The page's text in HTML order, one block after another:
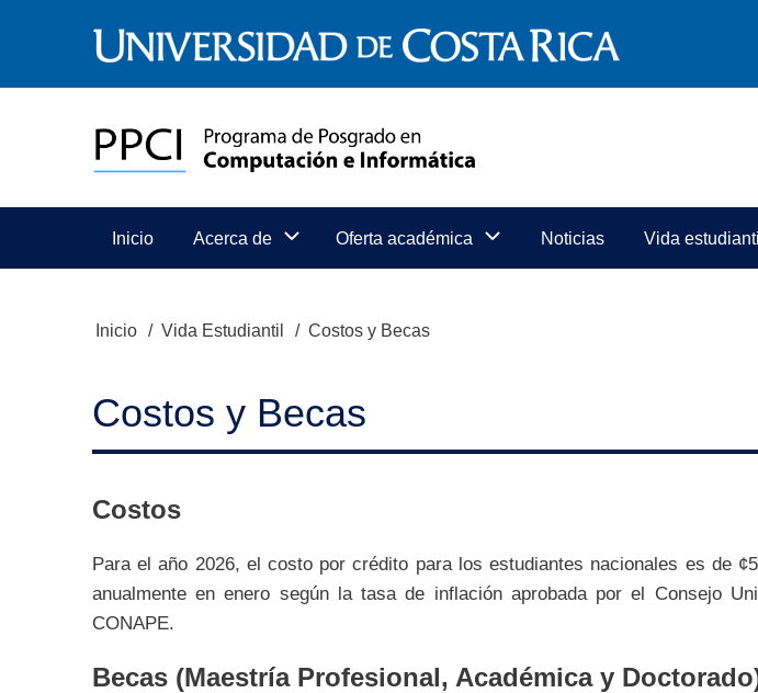
Menú
Inicio Acerca de Oferta académica Noticias Vida estudiantil
Ruta
de
navegación
Inicio Vida Estudiantil Costos y Becas
Costos y Becas
Costos
Para el año 2026, el costo por crédito para los estudiantes nacionales es de
anualmente en enero según la tasa de inflación aprobada por el Consejo
CONAPE.
Becas (Maestría Profesional, Académica y